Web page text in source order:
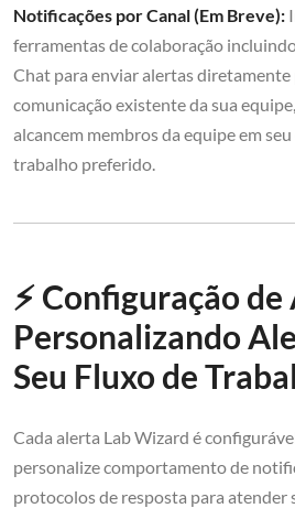
Notificações por Canal (Em Breve):
ferramentas de colaboração
Chat para enviar alertas diretamente
comunicação existente da sua
alcancem membros da equipe em
trabalho preferido.
⚡ Configuração
Personalizando
Seu Fluxo de
Cada alerta Lab Wizard é
personalize comportamento de
protocolos de resposta para atender